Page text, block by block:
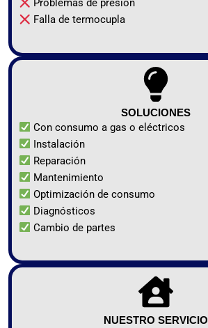
Problemas de presión
Falla de termocupla
SOLUCIONES
Con consumo a gas o eléctricos
Instalación
Reparación
Mantenimiento
Optimización de consumo
Diagnósticos
Cambio de partes
NUESTRO SERVICIO